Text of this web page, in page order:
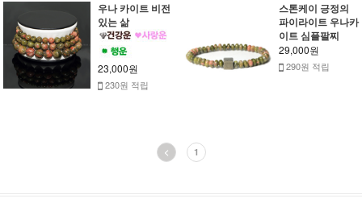
우나 카이트 비전
있는 삶
23,000원
230원 적립
스톤케이 긍정의
파이라이트 우나카
이트 심플팔찌
29,000원
290원 적립
< 1